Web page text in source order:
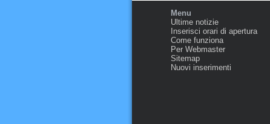
Menu
Ultime notizie
Inserisci orari di apertura
Come funziona
Per Webmaster
Sitemap
Nuovi inserimenti